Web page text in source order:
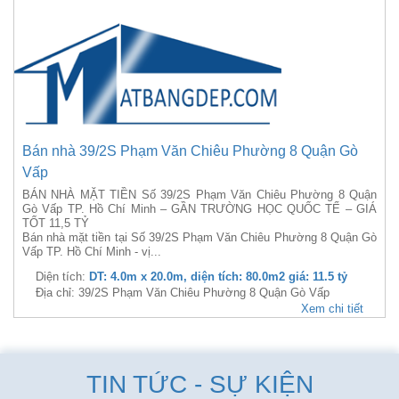
Bán nhà 39/2S Phạm Văn Chiêu Phường 8 Quận Gò
Vấp
BÁN NHÀ MẶT TIỀN Số 39/2S Phạm Văn Chiêu Phường 8 Quận
Gò Vấp TP. Hồ Chí Minh – GẦN TRƯỜNG HỌC QUỐC TẾ – GIÁ
TỐT 11,5 TỶ
Bán nhà mặt tiền tại Số 39/2S Phạm Văn Chiêu Phường 8 Quận Gò
Vấp TP. Hồ Chí Minh - vị...
Diện tích: DT: 4.0m x 20.0m, diện tích: 80.0m2 giá: 11.5 tỷ
Địa chỉ: 39/2S Phạm Văn Chiêu Phường 8 Quận Gò Vấp
Xem chi tiết
TIN TỨC - SỰ KIỆN